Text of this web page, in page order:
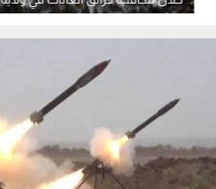
يوتا الأمريكية